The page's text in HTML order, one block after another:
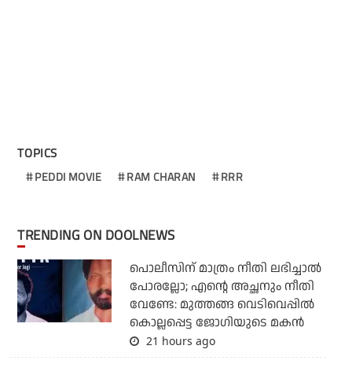
TOPICS
PEDDI MOVIE RAM CHARAN RRR
TRENDING ON DOOLNEWS
പൊലീസിന് മാത്രം നീതി ലഭിച്ചാല്‍
പോരല്ലോ; എന്റെ അച്ഛനും നീതി
വേണ്ടേ: മുത്തങ്ങ വെടിവെപ്പില്‍
കൊല്ലപ്പെട്ട ജോഗിയുടെ മകന്‍
21 hours ago